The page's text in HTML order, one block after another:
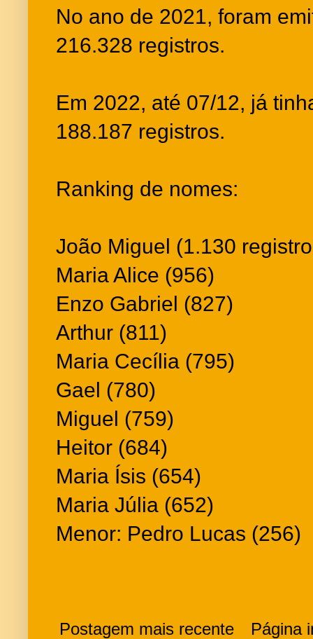
No ano de 2021, foram
216.328 registros.
Em 2022, até 07/12, já
188.187 registros.
Ranking de nomes:
João Miguel (1.130
Maria Alice (956)
Enzo Gabriel (827)
Arthur (811)
Maria Cecília (795)
Gael (780)
Miguel (759)
Heitor (684)
Maria Ísis (654)
Maria Júlia (652)
Menor: Pedro Lucas (256)
Postagem mais recente Página